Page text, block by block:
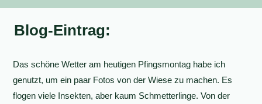
Blog-Eintrag:
Das schöne Wetter am heutigen Pfingsmontag habe ich
genutzt, um ein paar Fotos von der Wiese zu machen. Es
flogen viele Insekten, aber kaum Schmetterlinge. Von der